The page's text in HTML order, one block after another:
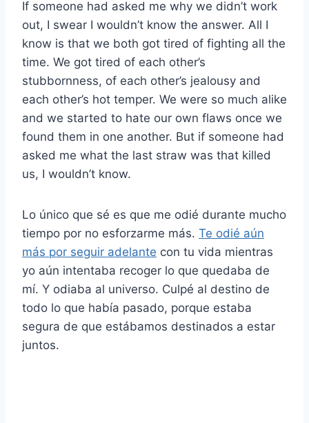
If someone had asked me why we didn’t work
out, I swear I wouldn’t know the answer. All I
know is that we both got tired of fighting all the
time. We got tired of each other’s
stubbornness, of each other’s jealousy and
each other’s hot temper. We were so much alike
and we started to hate our own flaws once we
found them in one another. But if someone had
asked me what the last straw was that killed
us, I wouldn’t know.
Lo único que sé es que me odié durante mucho
tiempo por no esforzarme más. Te odié aún
más por seguir adelante con tu vida mientras
yo aún intentaba recoger lo que quedaba de
mí. Y odiaba al universo. Culpé al destino de
todo lo que había pasado, porque estaba
segura de que estábamos destinados a estar
juntos.